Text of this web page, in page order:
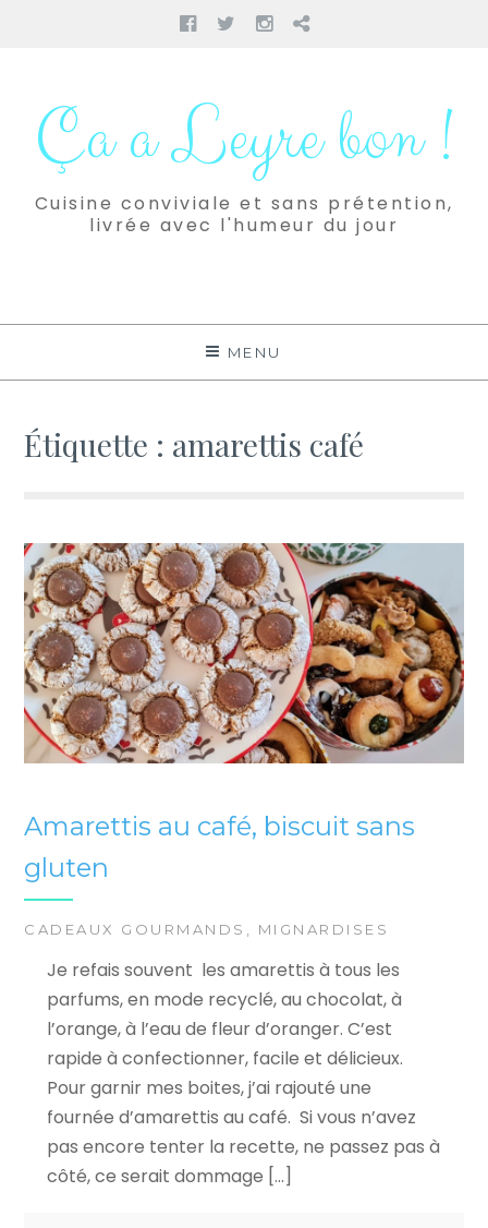
Facebook
TwitterInstagram
Pinterest
contenuÇa a Leyre bon !
Cuisine conviviale et sans prétention,
livrée avec l'humeur du jour
MENU
Étiquette : amarettis café
Amarettis au café, biscuit sans
gluten
CADEAUX GOURMANDS , MIGNARDISES
Je refais souvent les amarettis à tous les
parfums, en mode recyclé, au chocolat, à
l’orange, à l’eau de fleur d’oranger. C’est
rapide à confectionner, facile et délicieux.
Pour garnir mes boites, j’ai rajouté une
fournée d’amarettis au café. Si vous n’avez
pas encore tenter la recette, ne passez pas à
côté, ce serait dommage […]